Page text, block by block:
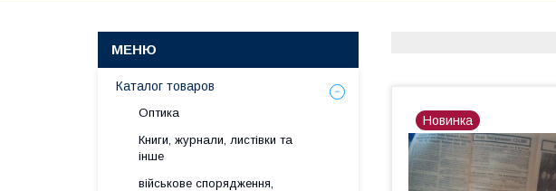
Новинка
Каталог товаров
Оптика
Книги, журнали, листівки та
інше
військове спорядження,